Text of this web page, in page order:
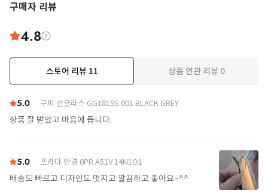
구매자 리뷰
4.8
스토어 리뷰 11 상품 연관 리뷰 0
5.0 구찌 선글라스 GG1819S 001 BLACK GREY
상품 잘 받았고 마음에 듭니다.
5.0 프라다 안경 0PR A51V 14N1O1
배송도 빠르고 디자인도 멋지고 깔끔하고 좋아요~^^